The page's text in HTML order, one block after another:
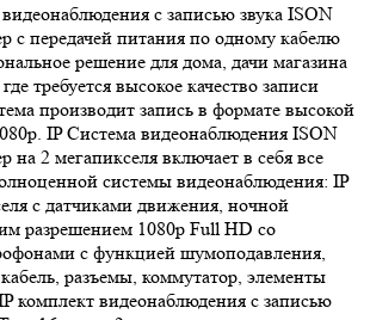
видеонаблюдения с записью звука ISON
с передачей питания по одному кабелю
решение для дома, дачи магазина
требуется высокое качество записи
производит запись в формате высокой
IP Система видеонаблюдения ISON
на 2 мегапикселя включает в себя все
системы видеонаблюдения: IP
с датчиками движения, ночной
разрешением 1080p Full HD со
с функцией шумоподавления,
разъемы, коммутатор, элементы
комплект видеонаблюдения с записью